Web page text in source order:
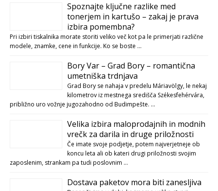
Spoznajte ključne razlike med
tonerjem in kartušo – zakaj je prava
izbira pomembna?
Pri izbiri tiskalnika morate storiti veliko več kot pa le primerjati različne
modele, znamke, cene in funkcije. Ko se boste …
Bory Var – Grad Bory – romantična
umetniška trdnjava
Grad Bory se nahaja v predelu Máriavölgy, le nekaj
kilometrov iz mestnega središča Székesfehérvára,
približno uro vožnje jugozahodno od Budimpešte. …
Velika izbira maloprodajnih in modnih
vrečk za darila in druge priložnosti
Če imate svoje podjetje, potem najverjetneje ob
koncu leta ali ob kateri drugi priložnosti svojim
zaposlenim, strankam pa tudi poslovnim …
Dostava paketov mora biti zanesljiva